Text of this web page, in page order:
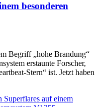
besonderen
Begriff „hohe Brandung“
erstaunte Forscher,
Stern“ ist. Jetzt haben